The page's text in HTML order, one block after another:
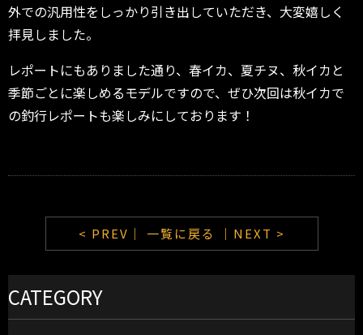
外での汎用性をしっかり引き出していただき、大変嬉しく
拝見しました。
レポートにもありました通り、春イカ、夏チヌ、秋イカと
季節ごとに楽しめるモデルですので、ぜひ次回は秋イカで
の釣行レポートも楽しみにしております！
< PREV｜ 一覧に戻る ｜NEXT >
CATEGORY